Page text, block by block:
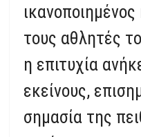
τους αθλητές
η επιτυχία
εκείνους,
σημασία της